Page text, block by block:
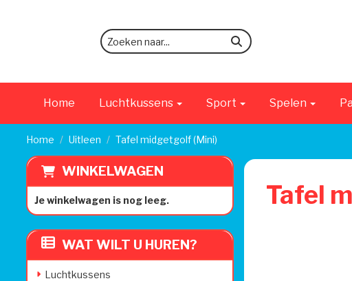
zoeken
Home Luchtkussens Sport Spelen
Home Uitleen Tafel midgetgolf (Mini)
WINKELWAGEN
Je winkelwagen is nog leeg.
WAT WILT U HUREN?
Luchtkussens
Tafel